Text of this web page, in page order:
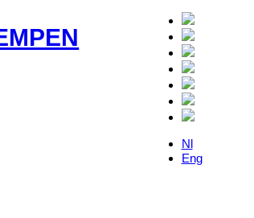
Nl
Eng